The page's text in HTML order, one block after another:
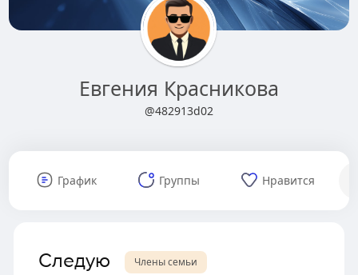
Евгения Красникова
@482913d02
График Группы Нравится
Следую Члены семьи